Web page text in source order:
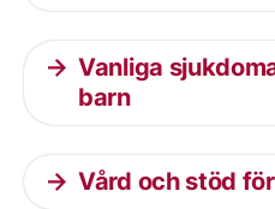
Vanliga
barn
Vård och stöd